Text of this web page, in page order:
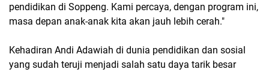
pendidikan di Soppeng. Kami percaya, dengan program ini,
masa depan anak-anak kita akan jauh lebih cerah."
Kehadiran Andi Adawiah di dunia pendidikan dan sosial
yang sudah teruji menjadi salah satu daya tarik besar